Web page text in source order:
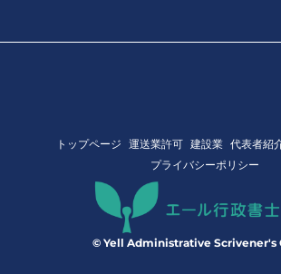
トップページ 運送業許可 建設業 代表者紹
プライバシーポリシー
© Yell Administrative Scrivener's